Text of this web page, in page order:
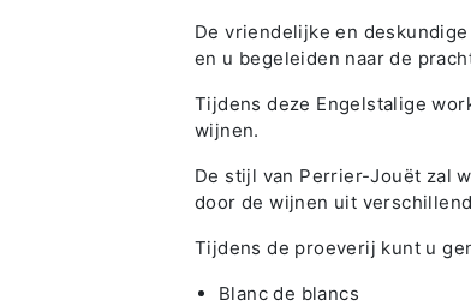
De vriendelijke en deskundige
en u begeleiden naar de
Tijdens deze Engelstalige
wijnen.
De stijl van Perrier-Jouët zal
door de wijnen uit
Tijdens de proeverij kunt u
Blanc de blancs